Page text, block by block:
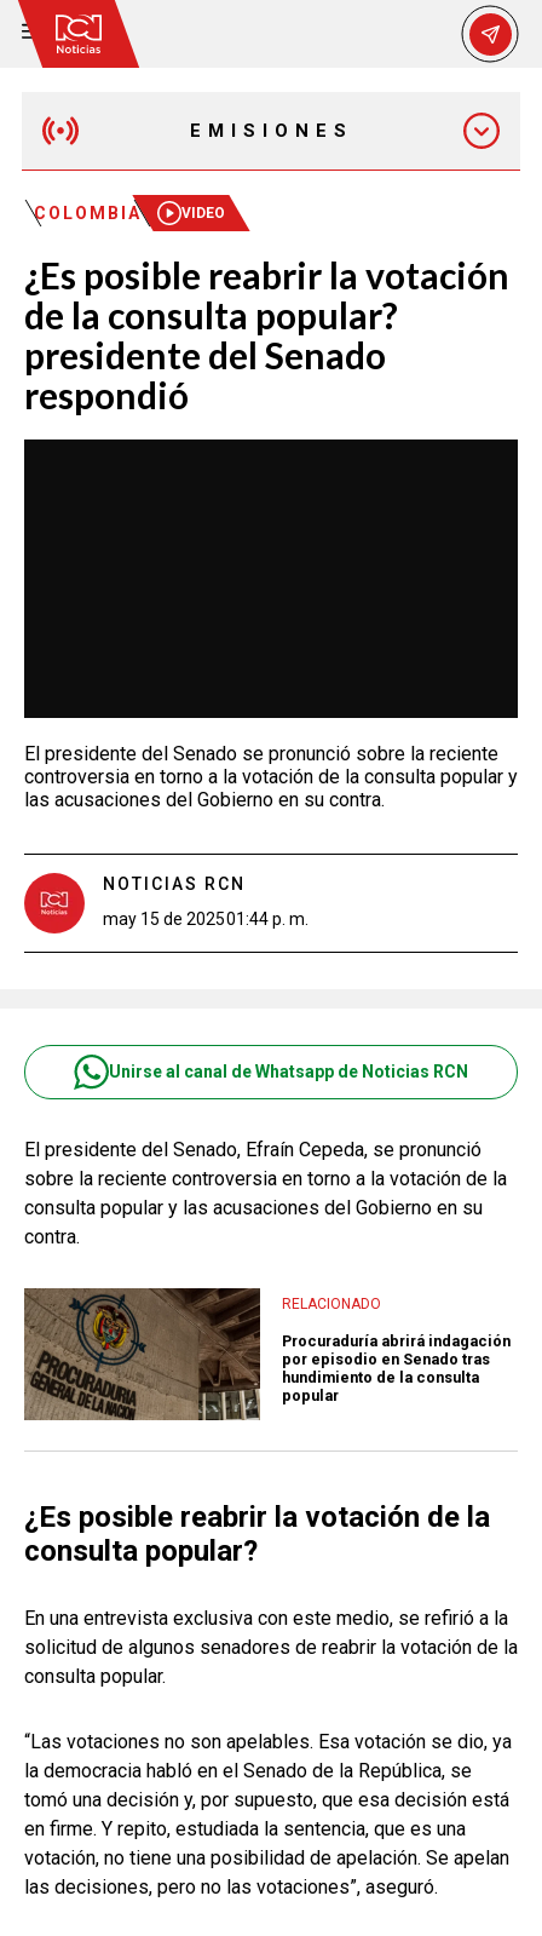
EMISIONES
MAÑANA EXPRESS
EMISIÓN 12:30 PM
EMISIÓN 7:00 PM
EMISIÓN 11:30 PM
COLOMBIA VIDEO
¿Es posible reabrir la votación
de la consulta popular?
presidente del Senado
respondió
El presidente del Senado se pronunció sobre la reciente
controversia en torno a la votación de la consulta popular y
las acusaciones del Gobierno en su contra.
NOTICIAS RCN
may 15 de 202501:44 p. m.
Unirse al canal de Whatsapp de Noticias RCN
El presidente del Senado, Efraín Cepeda, se pronunció
sobre la reciente controversia en torno a la votación de la
consulta popular y las acusaciones del Gobierno en su
contra.
RELACIONADO
Procuraduría abrirá indagación
por episodio en Senado tras
hundimiento de la consulta
popular
¿Es posible reabrir la votación de la
consulta popular?
En una entrevista exclusiva con este medio, se refirió a la
solicitud de algunos senadores de reabrir la votación de la
consulta popular.
“Las votaciones no son apelables. Esa votación se dio, ya
la democracia habló en el Senado de la República, se
tomó una decisión y, por supuesto, que esa decisión está
en firme. Y repito, estudiada la sentencia, que es una
votación, no tiene una posibilidad de apelación. Se apelan
las decisiones, pero no las votaciones”, aseguró.